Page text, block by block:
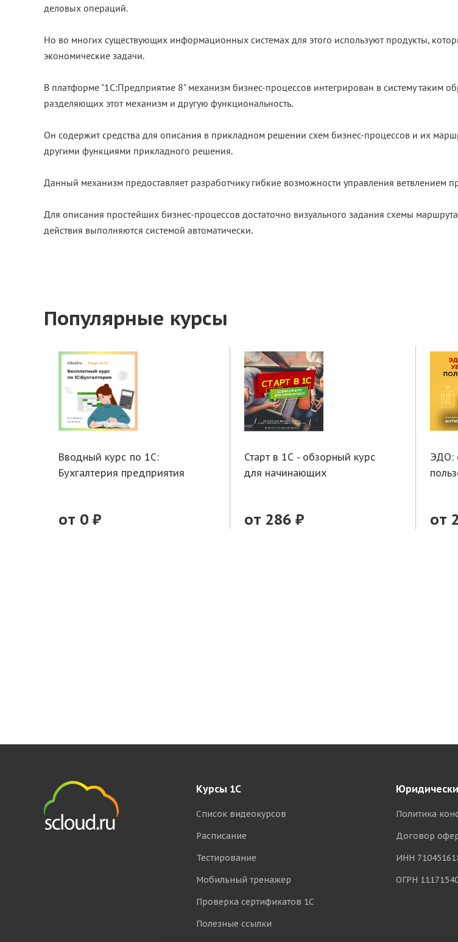
деловых операций.
Но во многих существующих информационных системах для этого используют продукты,
экономические задачи.
В платформе "1С:Предприятие 8" механизм бизнес-процессов интегрирован в систему таким
разделяющих этот механизм и другую функциональность.
Он содержит средства для описания в прикладном решении схем бизнес-процессов и их
другими функциями прикладного решения.
Данный механизм предоставляет разработчику гибкие возможности управления ветвлением
Для описания простейших бизнес-процессов достаточно визуального задания схемы
действия выполняются системой автоматически.
Популярные курсы
Вводный курс по 1С:
Бухгалтерия предприятия
от 0 ₽
Старт в 1С - обзорный курс
для начинающих
от 286 ₽
ЭДО:
от
Курсы 1С
Список видеокурсов
Расписание
Тестирование
Мобильный тренажер
Проверка сертификатов 1С
Полезные ссылки
Политика
Договор
ИНН
ОГРН